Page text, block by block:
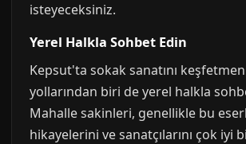
isteyeceksiniz.
Yerel Halkla Sohbet Edin
Kepsut'ta sokak sanatını
yollarından biri de yerel halkla
Mahalle sakinleri, genellikle bu
hikayelerini ve sanatçılarını çok iyi